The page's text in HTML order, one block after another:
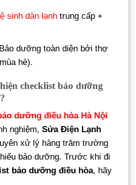
sinh dàn lạnh trung cấp +
dưỡng toàn diện bởi thợ
hè).
checklist bảo dưỡng
dưỡng điều hòa Hà Nội
nghiệm, Sửa Điện Lạnh
xử lý hàng trăm trường
bảo dưỡng. Trước khi đi
bảo dưỡng điều hòa, hãy